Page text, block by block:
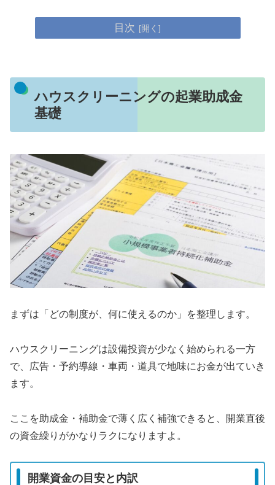
目次
ハウスクリーニングの起業助成金
基礎
まずは「どの制度が、何に使えるのか」を整理します。
ハウスクリーニングは設備投資が少なく始められる一方
で、広告・予約導線・車両・道具で地味にお金が出ていき
ます。
ここを助成金・補助金で薄く広く補強できると、開業直後
の資金繰りがかなりラクになりますよ。
開業資金の目安と内訳